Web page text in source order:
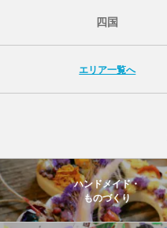
四国
エリア一覧へ
ハンドメイド・
ものづくり